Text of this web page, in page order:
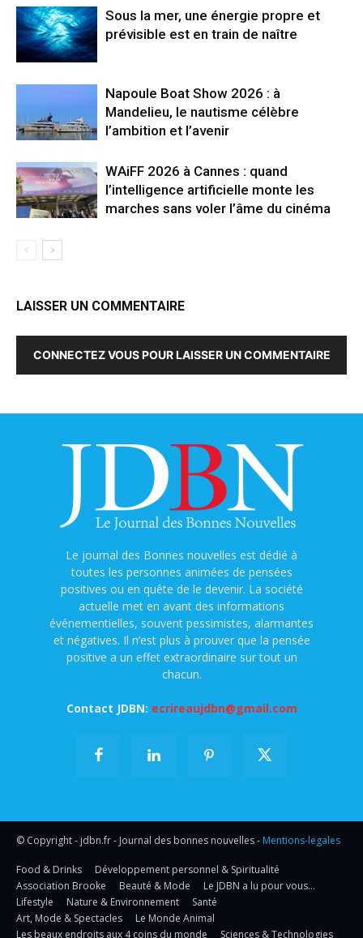
Sous la mer, une énergie propre et
prévisible est en train de naître
Napoule Boat Show 2026 : à
Mandelieu, le nautisme célèbre
l’ambition et l’avenir
WAiFF 2026 à Cannes : quand
l’intelligence artificielle monte les
marches sans voler l’âme du cinéma
LAISSER UN COMMENTAIRE
CONNECTEZ VOUS POUR LAISSER UN COMMENTAIRE
Le journal des Bonnes nouvelles est dédié à
toutes les personnes animées de pensées
positives ou en quête de le devenir. La société
actuelle met en avant des informations
événementielles, souvent pessimistes, alarmantes
et négatives. Il n’est plus à prouver que la pensée
positive a un effet extraordinaire sur tout un
chacun.
Contact JDBN: ecrireaujdbn@gmail.com
© Copyright - jdbn.fr - Journal des bonnes nouvelles - Mentions-legales
Food & Drinks
Développement personnel & Spiritualité
Association Brooke
Beauté & Mode
Le JDBN a lu pour vous…
Lifestyle
Nature & Environnement
Santé
Art, Mode & Spectacles
Le Monde Animal
Les beaux endroits aux 4 coins du monde
Sciences & Technologies